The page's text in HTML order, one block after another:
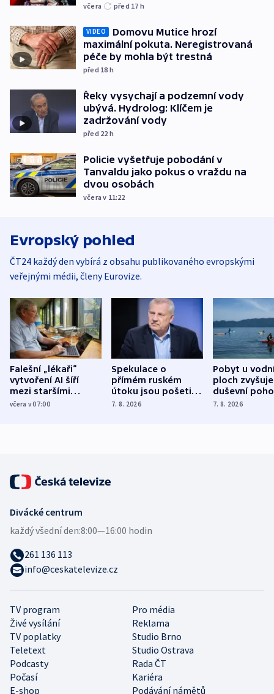
včera před 17 h
VIDEO
Domovu Mutice hrozí
maximální pokuta. Neregistrovaná
péče by mohla být trestná
před 18 h
Řeky vysychají a podzemní vody
ubývá. Hydrolog: Klíčem je
zadržování vody
před 22 h
Policie vyšetřuje pobodání v
Tanvaldu jako pokus o vraždu na
dvou osobách
včera v 11:22
Evropský pohled
ČT24 každý den vybírá z obsahu publikovaného evropskými
veřejnými médii, členy Eurovize.
Falešní „lékaři“
vytvoření AI šíří
mezi staršími
Poláky nebezpečné
včera v 07:00
Spekulace o
přímém ruském
útoku jsou pošetilé,
míní estonský
7. 8. 2026
Pobyt u
ploch zvyšuje
duševní
ukázala
7. 8. 2026
TV program
Pro média
Živé vysílání
Reklama
TV poplatky
Studio Brno
Teletext
Studio Ostrava
Podcasty
Rada ČT
Počasí
Kariéra
E-shop
Podávání námětů
Divácké centrum
každý všední den:8:00—16:00 hodin
261 136 113
info@ceskatelevize.cz